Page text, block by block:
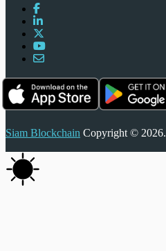
Siam Blockchain Copyright © 2026.